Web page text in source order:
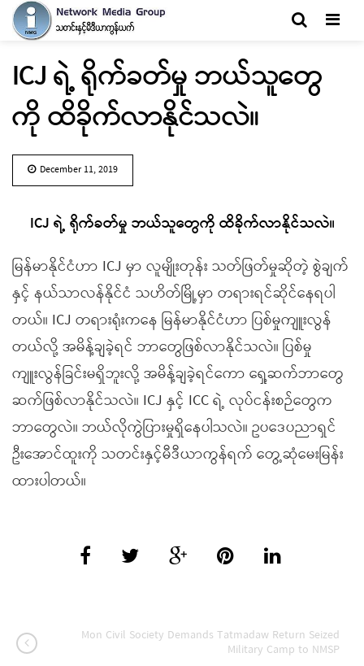
ICJ ရဲ့ ရိုက်ခတ်မှု ဘယ်သူတွေ
ကို ထိခိုက်လာနိုင်သလဲ။
December 11, 2019
ICJ ရဲ့ ရိုက်ခတ်မှု ဘယ်သူတွေကို ထိခိုက်လာနိုင်သလဲ။
မြန်မာနိုင်ငံဟာ ICJ မှာ လူမျိုးတုန်း သတ်ဖြတ်မှုဆိုတဲ့ စွဲချက်
နှင့် နယ်သာလန်နိုင်ငံ သဟိတ်မြို့မှာ တရားရင်ဆိုင်နေရပါ
တယ်။ ICJ တရားရုံးကနေ မြန်မာနိုင်ငံဟာ ပြစ်မှုကျူးလွန်
တယ်လို့ အမိန့်ချခဲ့ရင် ဘာတွေဖြစ်လာနိုင်သလဲ။ ပြစ်မှု
ကျူးလွန်ခြင်းမရှိဘူးလို့ အမိန့်ချခဲ့ရင်ကော ရှေ့ဆက်ဘာတွေ
ဆက်ဖြစ်လာနိုင်သလဲ။ ICJ နှင့် ICC ရဲ့ လုပ်ငန်းစဉ်တွေက
ဘာတွေလဲ။ ဘယ်လိုကွဲပြားမှုရှိနေပါသလဲ။ ဥပဒေပညာရှင်
ဦးအောင်ထူးကို သတင်းနှင့်မီဒီယာကွန်ရက် တွေ့ဆုံမေးမြန်း
ထားပါတယ်။
Mon Civil Society Demands Tatmadaw Return Seized
Military Camp to NMSP